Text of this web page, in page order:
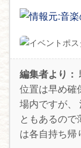
編集者より：
位置は早め確
場内ですが、
ともあるので
は各自持ち帰